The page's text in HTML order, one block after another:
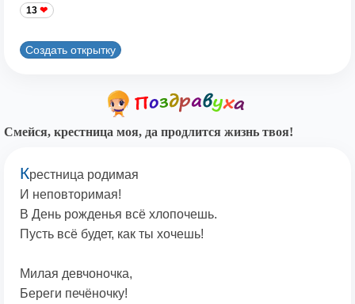
13
Создать открытку
Смейся, крестница моя, да продлится жизнь твоя!
Крестница родимая
И неповторимая!
В День рожденья всё хлопочешь.
Пусть всё будет, как ты хочешь!
Милая девчоночка,
Береги печёночку!